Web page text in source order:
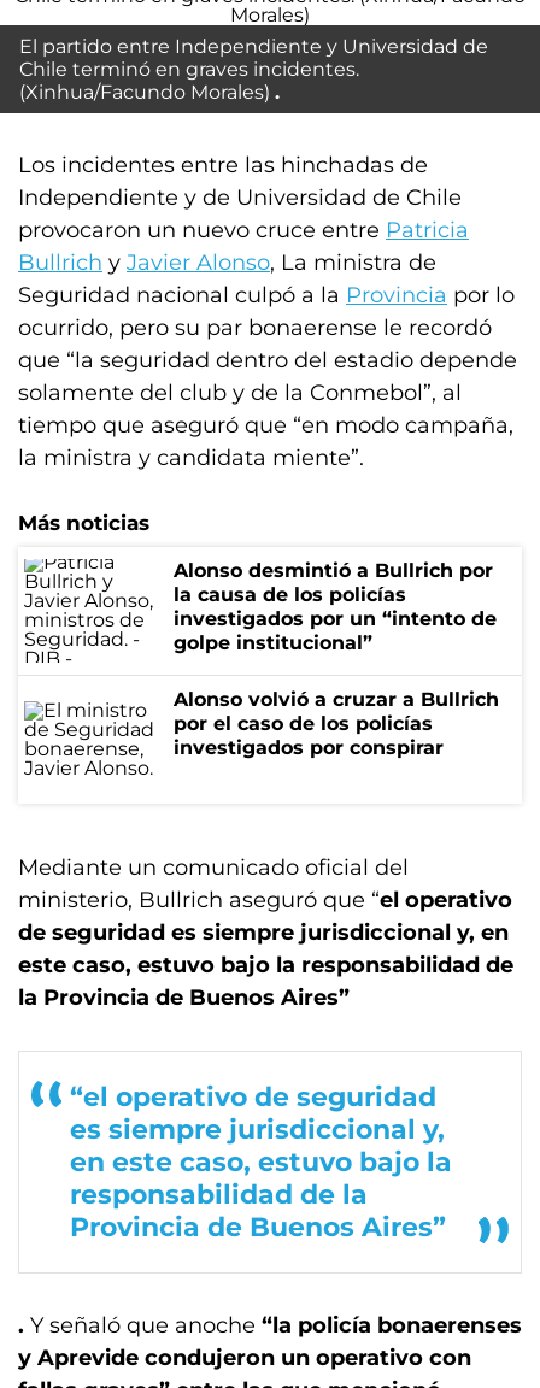
El partido entre Independiente y Universidad de
Chile terminó en graves incidentes.
(Xinhua/Facundo Morales)
Los incidentes entre las hinchadas de
Independiente y de Universidad de Chile
provocaron un nuevo cruce entre Patricia
Bullrich y Javier Alonso, La ministra de
Seguridad nacional culpó a la Provincia por lo
ocurrido, pero su par bonaerense le recordó
que “la seguridad dentro del estadio depende
solamente del club y de la Conmebol”, al
tiempo que aseguró que “en modo campaña,
la ministra y candidata miente”.
Más noticias
Alonso desmintió a Bullrich por
la causa de los policías
investigados por un “intento de
golpe institucional”
Alonso volvió a cruzar a Bullrich
por el caso de los policías
investigados por conspirar
Mediante un comunicado oficial del
ministerio, Bullrich aseguró que “el operativo
de seguridad es siempre jurisdiccional y, en
este caso, estuvo bajo la responsabilidad de
la Provincia de Buenos Aires”
“el operativo de seguridad
es siempre jurisdiccional y,
en este caso, estuvo bajo la
responsabilidad de la
Provincia de Buenos Aires”
. Y señaló que anoche “la policía bonaerenses
y Aprevide condujeron un operativo con